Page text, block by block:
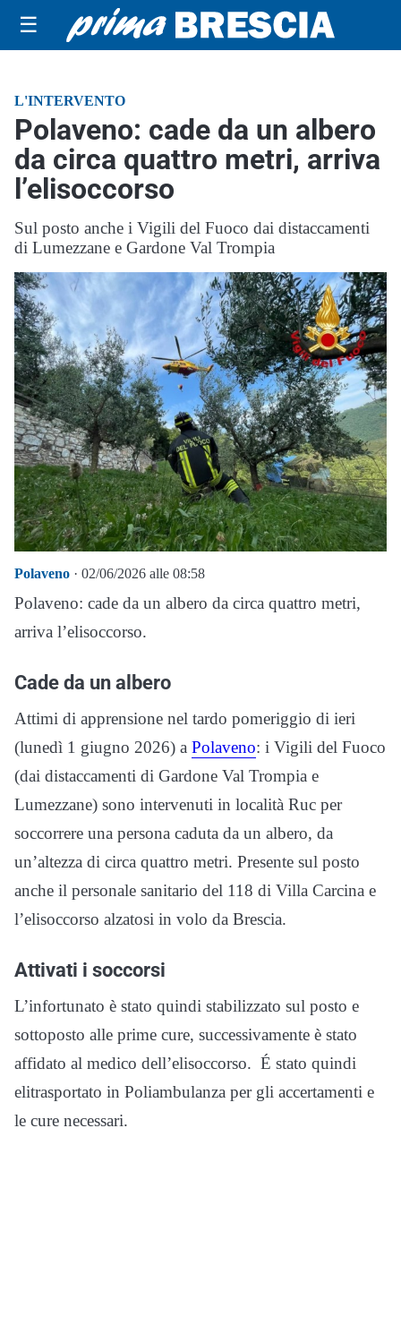
☰
L'INTERVENTO
Polaveno: cade da un albero
da circa quattro metri, arriva
l’elisoccorso
Sul posto anche i Vigili del Fuoco dai distaccamenti
di Lumezzane e Gardone Val Trompia
Polaveno · 02/06/2026 alle 08:58
Polaveno: cade da un albero da circa quattro metri,
arriva l’elisoccorso.
Cade da un albero
Attimi di apprensione nel tardo pomeriggio di ieri
(lunedì 1 giugno 2026) a Polaveno: i Vigili del Fuoco
(dai distaccamenti di Gardone Val Trompia e
Lumezzane) sono intervenuti in località Ruc per
soccorrere una persona caduta da un albero, da
un’altezza di circa quattro metri. Presente sul posto
anche il personale sanitario del 118 di Villa Carcina e
l’elisoccorso alzatosi in volo da Brescia.
Attivati i soccorsi
L’infortunato è stato quindi stabilizzato sul posto e
sottoposto alle prime cure, successivamente è stato
affidato al medico dell’elisoccorso. É stato quindi
elitrasportato in Poliambulanza per gli accertamenti e
le cure necessari.